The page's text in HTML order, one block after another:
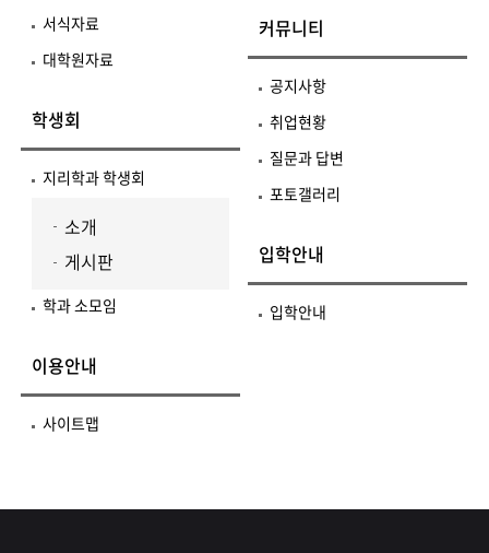
서식자료
대학원자료
커뮤니티
공지사항
취업현황
질문과 답변
포토갤러리
학생회
지리학과 학생회
소개
게시판
학과 소모임
입학안내
입학안내
이용안내
사이트맵